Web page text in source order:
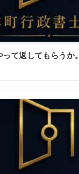
て返してもらうか。